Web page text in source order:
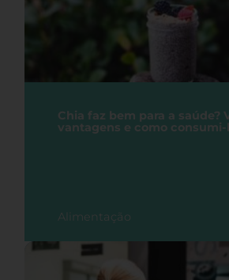
Chia faz bem para a saúde?
vantagens e como consumi-
Alimentação